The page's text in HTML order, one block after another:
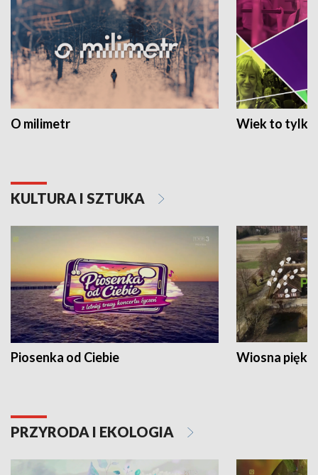
O milimetr Wiek to tylko
KULTURA I SZTUKA
Piosenka od Ciebie Wiosna
PRZYRODA I EKOLOGIA